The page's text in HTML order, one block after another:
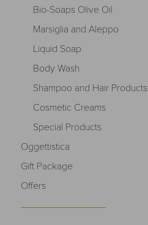
Bio-Soaps Olive Oil
Marsiglia and Aleppo
Liquid Soap
Body Wash
Shampoo and Hair Products
Cosmetic Creams
Special Products
Oggettistica
Gift Package
Offers